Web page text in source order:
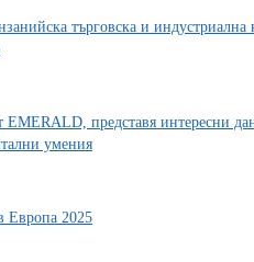
търговска и
EMERALD, представя интересни
умения
Европа 2025